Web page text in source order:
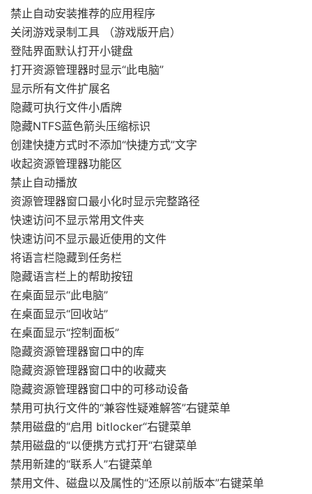
禁止自动安装推荐的应用程序
关闭游戏录制工具 （游戏版开启）
登陆界面默认打开小键盘
打开资源管理器时显示“此电脑”
显示所有文件扩展名
隐藏可执行文件小盾牌
隐藏NTFS蓝色箭头压缩标识
创建快捷方式时不添加“快捷方式”文字
收起资源管理器功能区
禁止自动播放
资源管理器窗口最小化时显示完整路径
快速访问不显示常用文件夹
快速访问不显示最近使用的文件
将语言栏隐藏到任务栏
隐藏语言栏上的帮助按钮
在桌面显示“此电脑”
在桌面显示“回收站”
在桌面显示“控制面板”
隐藏资源管理器窗口中的库
隐藏资源管理器窗口中的收藏夹
隐藏资源管理器窗口中的可移动设备
禁用可执行文件的“兼容性疑难解答”右键菜单
禁用磁盘的“启用 bitlocker“右键菜单
禁用磁盘的“以便携方式打开“右键菜单
禁用新建的“联系人”右键菜单
禁用文件、磁盘以及属性的“还原以前版本”右键菜单